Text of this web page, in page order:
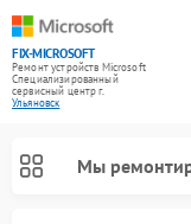
FIX-MICROSOFT
Ремонт устройств Microsoft
Специализированный
cервисный центр г.
Ульяновск
Мы